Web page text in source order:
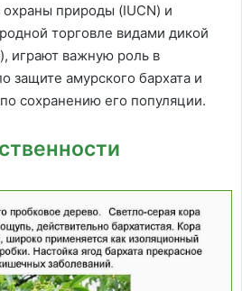
природы (IUCN) и
торговле видами дикой
играют важную роль в
защите амурского бархата и
сохранению его популяции.